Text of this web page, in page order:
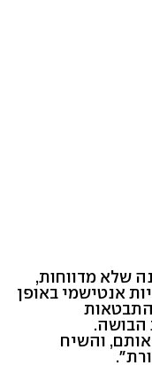
שלא מדווחות,
אנטישמי באופן
התבטאות
הבושה.
והשיח